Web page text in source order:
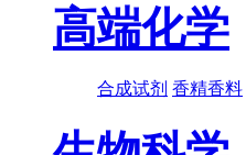
高端化学
合成试剂 香精香料